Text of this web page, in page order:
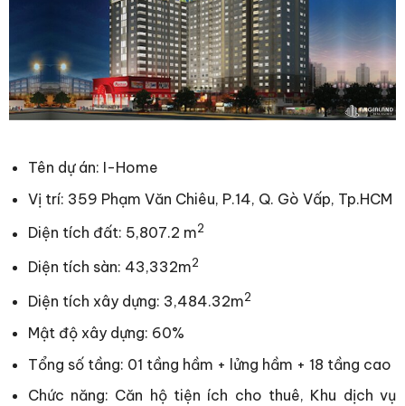
Tên dự án: I-Home
Vị trí: 359 Phạm Văn Chiêu, P.14, Q. Gò Vấp, Tp.HCM
Diện tích đất: 5,807.2 m2
Diện tích sàn: 43,332m2
Diện tích xây dựng: 3,484.32m2
Mật độ xây dựng: 60%
Tổng số tầng: 01 tầng hầm + lửng hầm + 18 tầng cao
Chức năng: Căn hộ tiện ích cho thuê, Khu dịch vụ